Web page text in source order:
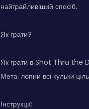
найграйливіший спосіб.
Як грати?
Як грати в Shot Thru the
Мета: лопни всі кульки
Інструкції: